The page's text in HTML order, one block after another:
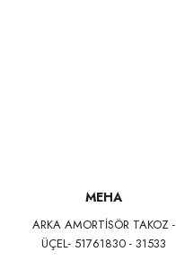
MEHA
ARKA AMORTİSÖR TAKOZ -
ÜÇEL- 51761830 - 31533